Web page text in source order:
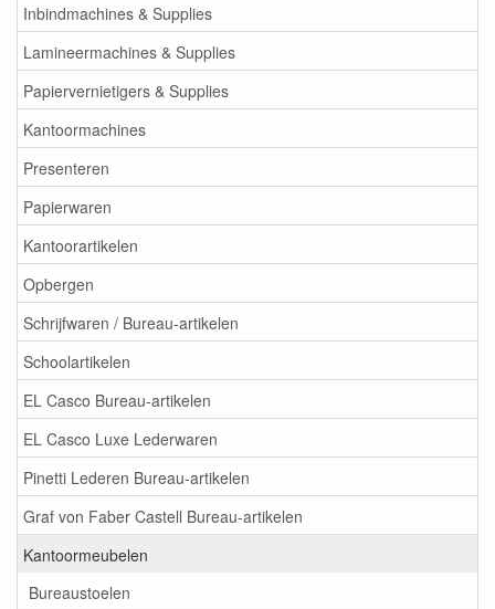
Inbindmachines & Supplies
Lamineermachines & Supplies
Papiervernietigers & Supplies
Kantoormachines
Presenteren
Papierwaren
Kantoorartikelen
Opbergen
Schrijfwaren / Bureau-artikelen
Schoolartikelen
EL Casco Bureau-artikelen
EL Casco Luxe Lederwaren
Pinetti Lederen Bureau-artikelen
Graf von Faber Castell Bureau-artikelen
Kantoormeubelen
Bureaustoelen